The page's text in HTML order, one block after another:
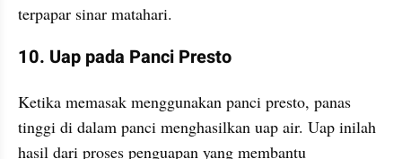
terpapar sinar matahari.
10. Uap pada Panci Presto
Ketika memasak menggunakan panci presto, panas
tinggi di dalam panci menghasilkan uap air. Uap inilah
hasil dari proses penguapan yang membantu